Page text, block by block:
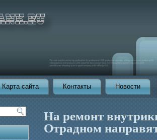
Карта сайта Контакты Новости
На ремонт
Отрадном